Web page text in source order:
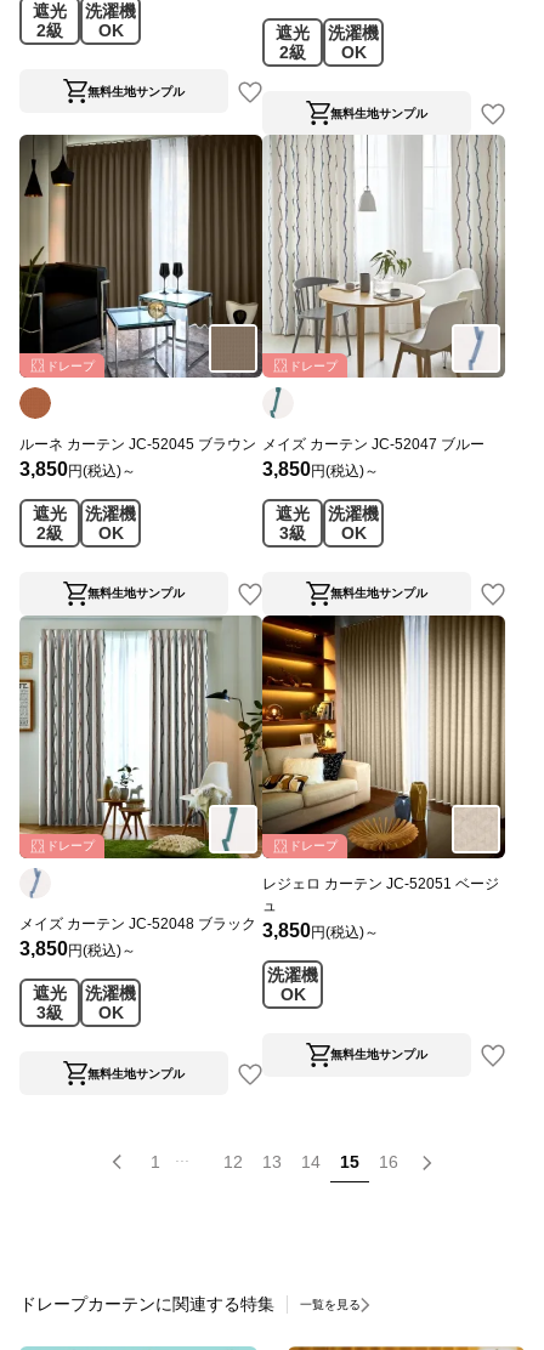
遮光
2級
洗濯機
OK
無料生地サンプル
遮光
2級
洗濯機
OK
無料生地サンプル
ドレープ
ルーネ カーテン JC-52045 ブラウン
3,850円(税込)～
遮光
2級
洗濯機
OK
無料生地サンプル
ドレープ
メイズ カーテン JC-52047 ブルー
3,850円(税込)～
遮光
3級
洗濯機
OK
無料生地サンプル
ドレープ
メイズ カーテン JC-52048 ブラック
3,850円(税込)～
遮光
3級
洗濯機
OK
無料生地サンプル
ドレープ
レジェロ カーテン JC-52051 ベージ
ュ
3,850円(税込)～
洗濯機
OK
無料生地サンプル
1 12 13 14 15 16
ドレープカーテンに関連する特集 一覧を見る